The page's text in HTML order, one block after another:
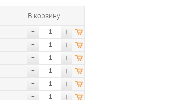
В корзину
- +
- +
- +
- +
- +
- +